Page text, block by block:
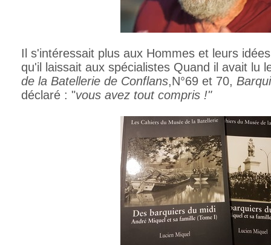
Il s'intéressait plus aux Hommes et leurs
qu'il laissait aux spécialistes Quand il avait lu
de la Batellerie de Conflans,N°69 et 70,
déclaré : "vous avez tout compris !"